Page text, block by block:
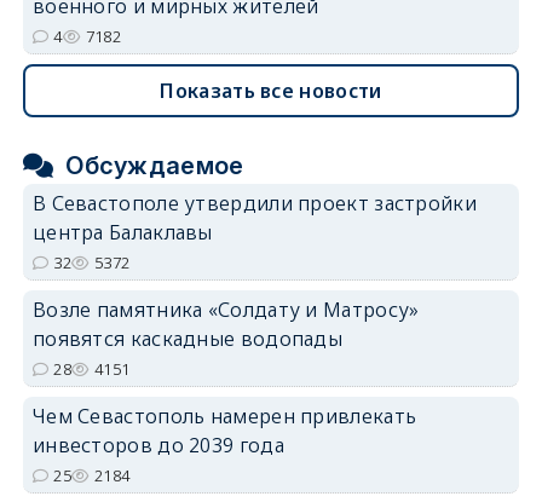
военного и мирных жителей
4 7182
Показать все новости
Обсуждаемое
В Севастополе утвердили проект застройки
центра Балаклавы
32 5372
Возле памятника «Солдату и Матросу»
появятся каскадные водопады
28 4151
Чем Севастополь намерен привлекать
инвесторов до 2039 года
25 2184